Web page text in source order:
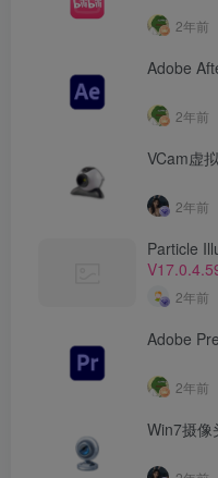
2年前
Adobe
2年前
VCam虚
2年前
Particle
2年前
Adobe
2年前
Win7摄像